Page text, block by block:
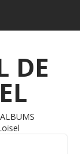
DE
ALBUMS